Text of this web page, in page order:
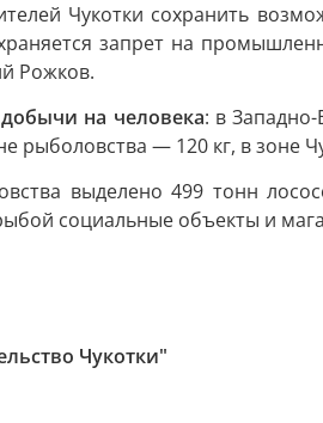
Чукотки сохранить
запрет на
Рожков.
на человека: в
рыболовства — 120 кг, в
выделено 499 тонн
социальные объекты и
Чукотки"